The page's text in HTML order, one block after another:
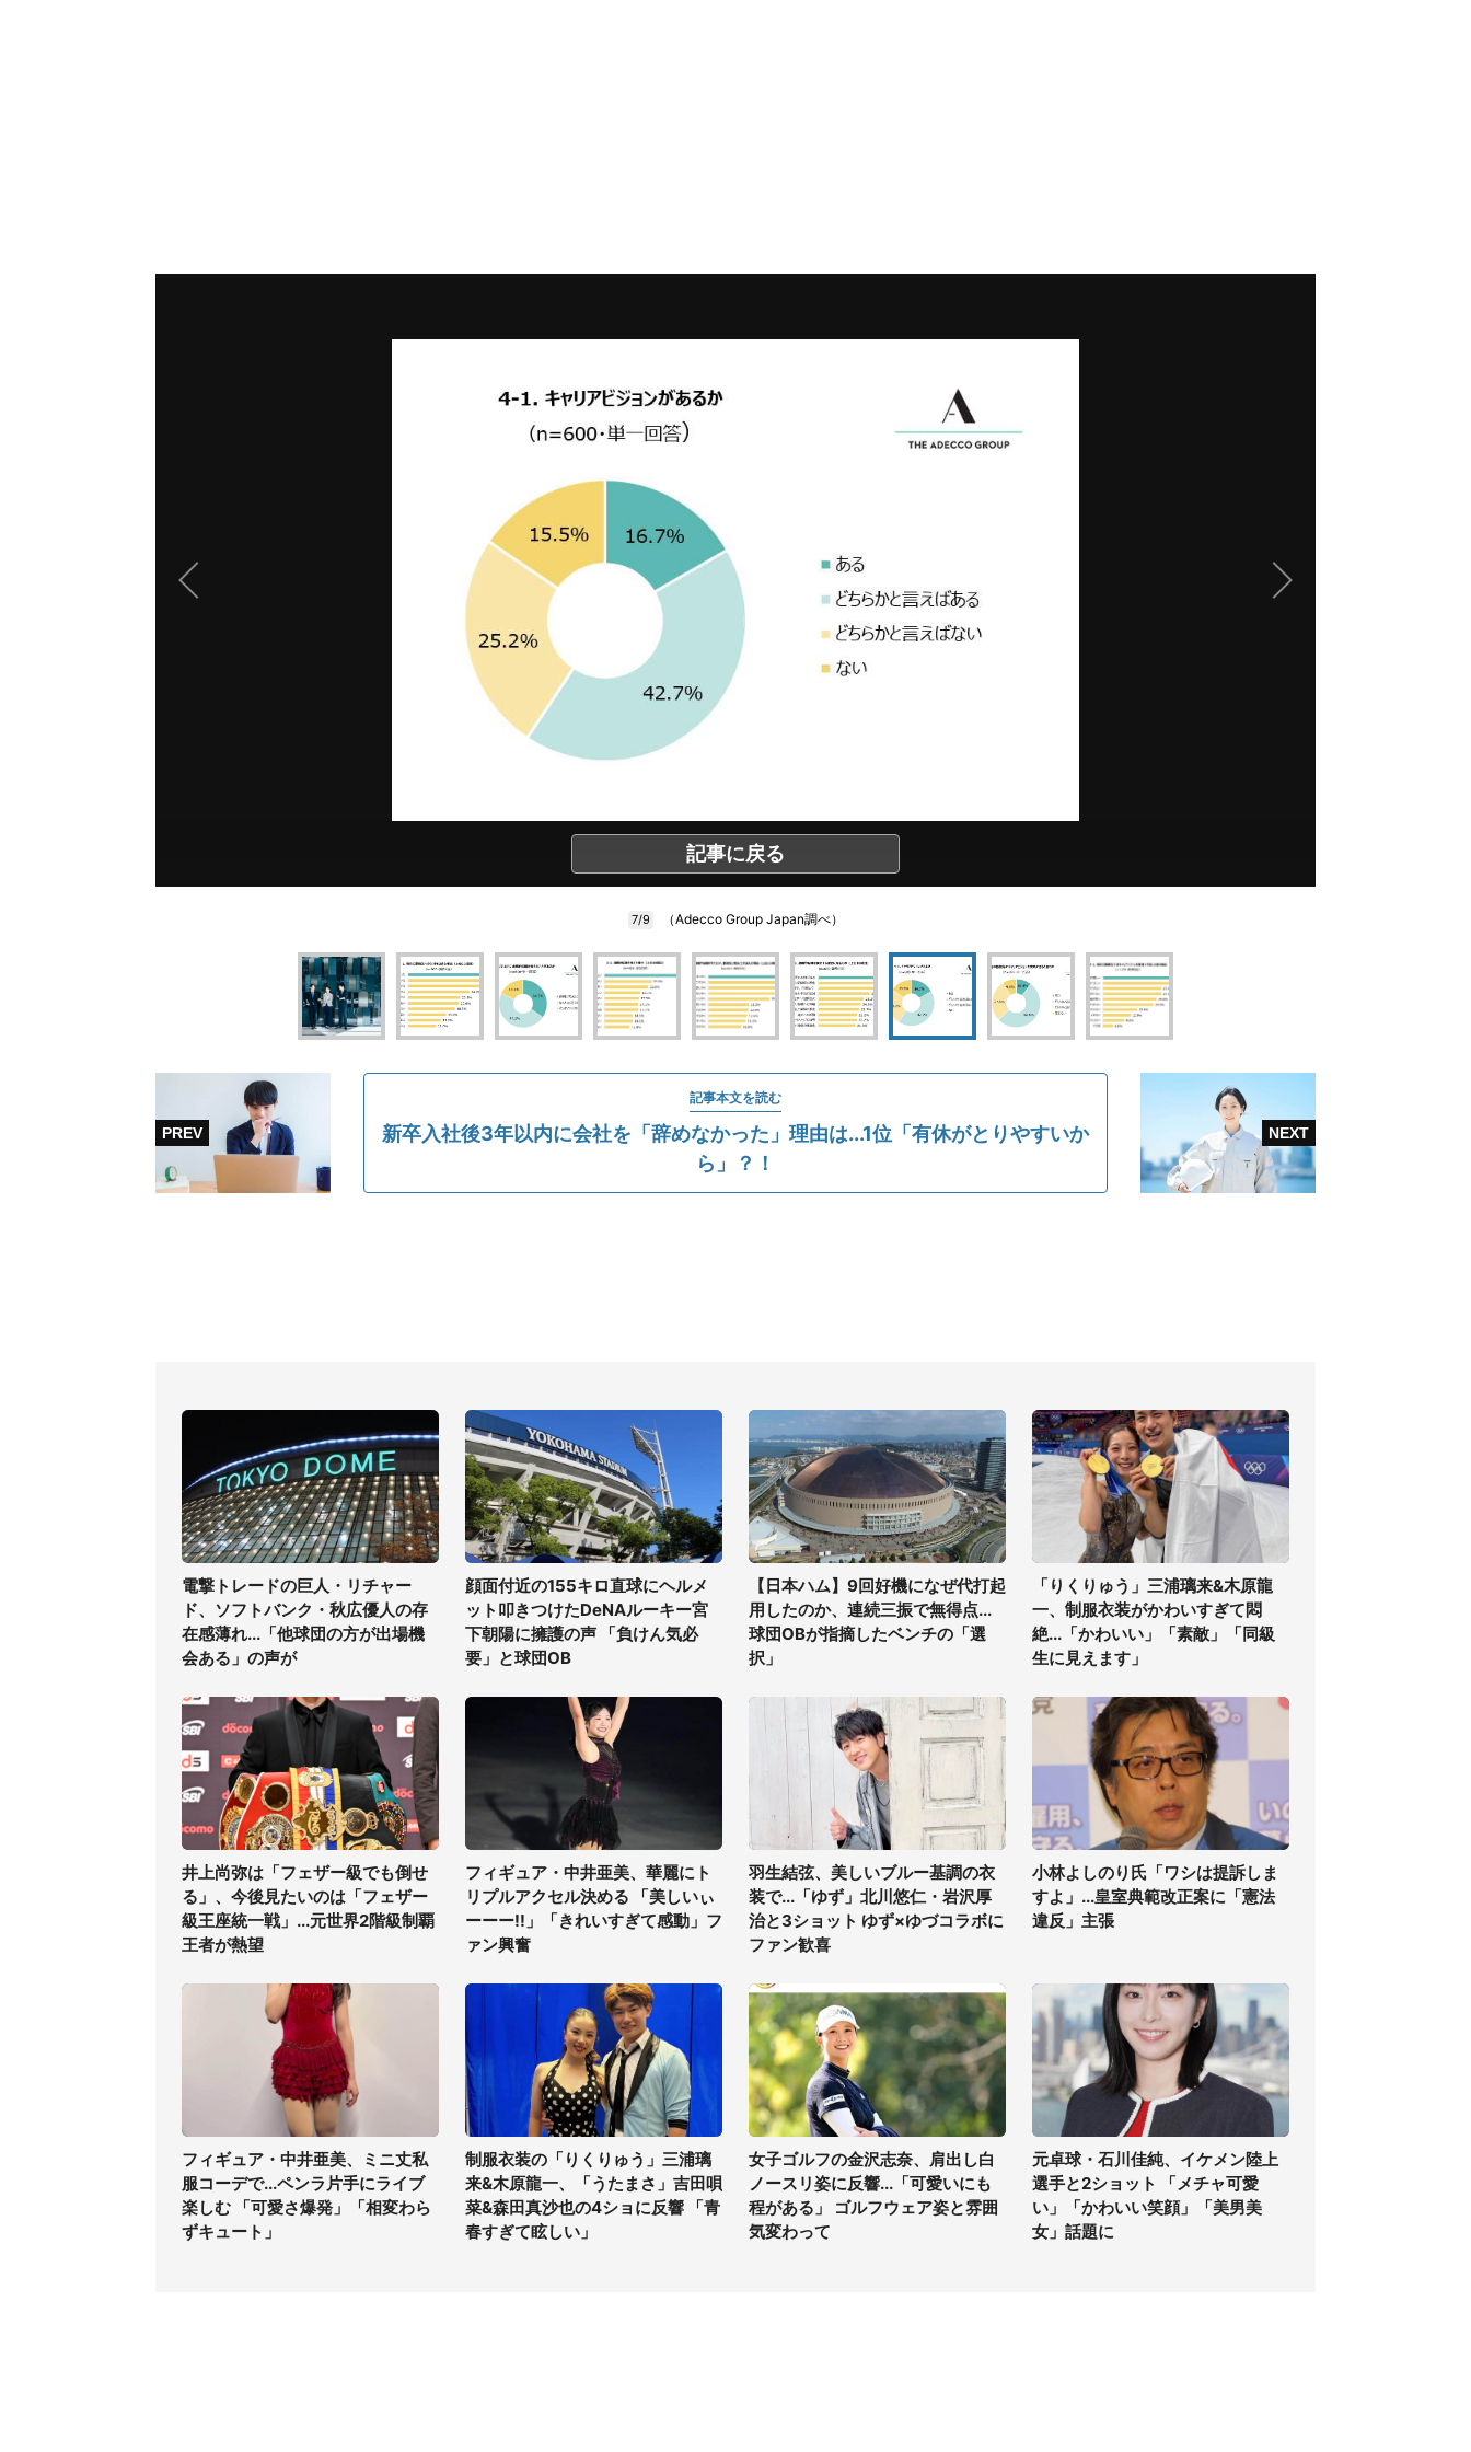
記事に戻る
7/9 （Adecco Group Japan調べ）
記事本文を読む
新卒入社後3年以内に会社を「辞めなかった」理由は...1位「有休がとりやすいか
ら」？！
電撃トレードの巨人・リチャー
ド、ソフトバンク・秋広優人の存
在感薄れ...「他球団の方が出場機
会ある」の声が
顔面付近の155キロ直球にヘルメ
ット叩きつけたDeNAルーキー宮
下朝陽に擁護の声 「負けん気必
要」と球団OB
【日本ハム】9回好機になぜ代打起
用したのか、連続三振で無得点...
球団OBが指摘したベンチの「選
択」
「りくりゅう」三浦璃来&木原龍
一、制服衣装がかわいすぎて悶
絶...「かわいい」「素敵」「同級
生に見えます」
井上尚弥は「フェザー級でも倒せ
る」、今後見たいのは「フェザー
級王座統一戦」...元世界2階級制覇
王者が熱望
フィギュア・中井亜美、華麗にト
リプルアクセル決める 「美しいぃ
ーーー!!」「きれいすぎて感動」フ
ァン興奮
羽生結弦、美しいブルー基調の衣
装で...「ゆず」北川悠仁・岩沢厚
治と3ショット ゆず×ゆづコラボに
ファン歓喜
小林よしのり氏「ワシは提訴しま
すよ」...皇室典範改正案に「憲法
違反」主張
フィギュア・中井亜美、ミニ丈私
服コーデで...ペンラ片手にライブ
楽しむ 「可愛さ爆発」「相変わら
ずキュート」
制服衣装の「りくりゅう」三浦璃
来&木原龍一、「うたまさ」吉田唄
菜&森田真沙也の4ショに反響 「青
春すぎて眩しい」
女子ゴルフの金沢志奈、肩出し白
ノースリ姿に反響...「可愛いにも
程がある」 ゴルフウェア姿と雰囲
気変わって
元卓球・石川佳純、イケメン陸上
選手と2ショット 「メチャ可愛
い」「かわいい笑顔」「美男美
女」話題に